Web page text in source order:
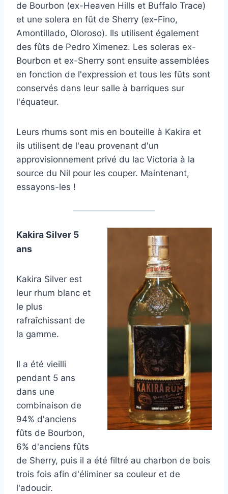
de Bourbon (ex-Heaven Hills et Buffalo Trace)
et une solera en fût de Sherry (ex-Fino,
Amontillado, Oloroso). Ils utilisent également
des fûts de Pedro Ximenez. Les soleras ex-
Bourbon et ex-Sherry sont ensuite assemblées
en fonction de l'expression et tous les fûts sont
conservés dans leur salle à barriques sur
l'équateur.
Leurs rhums sont mis en bouteille à Kakira et
ils utilisent de l'eau provenant d'un
approvisionnement privé du lac Victoria à la
source du Nil pour les couper. Maintenant,
essayons-les !
Kakira Silver 5
ans
Kakira Silver est
leur rhum blanc et
le plus
rafraîchissant de
la gamme.
Il a été vieilli
pendant 5 ans
dans une
combinaison de
94% d'anciens
fûts de Bourbon,
6% d'anciens fûts
de Sherry, puis il a été filtré au charbon de bois
trois fois afin d'éliminer sa couleur et de
l'adoucir.